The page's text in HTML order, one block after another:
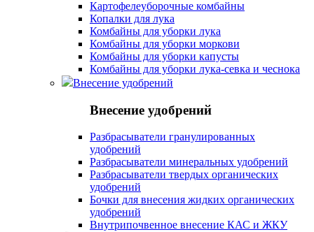
Картофелеуборочные комбайны
Копалки для лука
Комбайны для уборки лука
Комбайны для уборки моркови
Комбайны для уборки капусты
Комбайны для уборки лука-севка и чеснока
Внесение удобрений
Внесение удобрений
Разбрасыватели гранулированных
удобрений
Разбрасыватели минеральных удобрений
Разбрасыватели твердых органических
удобрений
Бочки для внесения жидких органических
удобрений
Внутрипочвенное внесение КАС и ЖКУ